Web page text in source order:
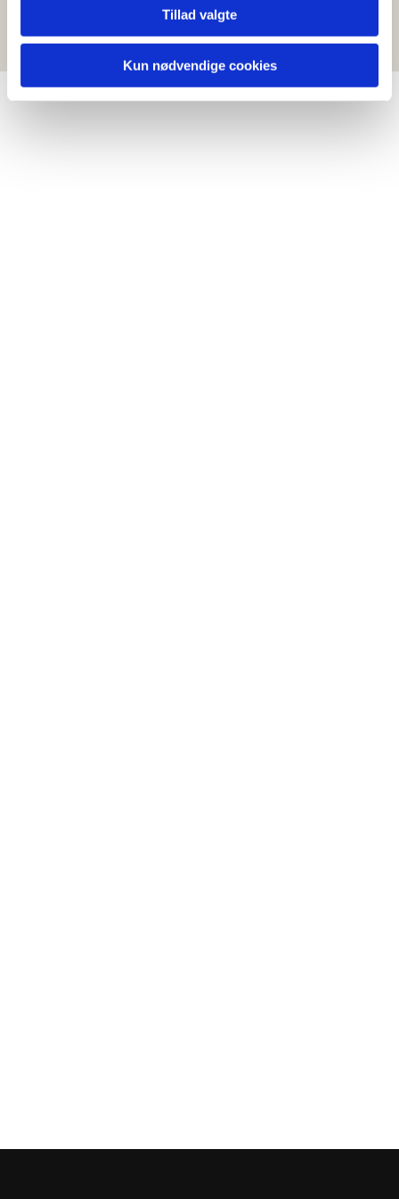
Tillad valgte
Kun nødvendige cookies